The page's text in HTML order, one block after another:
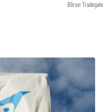
Börse: Tradegate